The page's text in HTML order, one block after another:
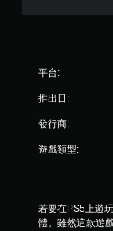
平台:
推出日:
發行商:
遊戲類型:
若要在PS5上遊
體。雖然這款遊